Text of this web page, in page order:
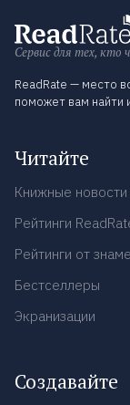
Сервис для тех, кто
ReadRate — место
поможет вам найти
Читайте
Книжные новости
Рейтинги
Рейтинги от
Бестселлеры
Экранизации
Создавайте